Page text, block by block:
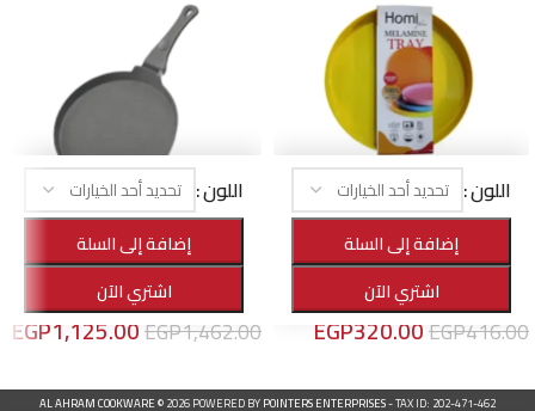
صينية تقديم ميلامين دائرية
الأهرام هوم,منتجات التقديم
EGP416.00
EGP320.00
اللون
إضافة إلى السلة
اشتري الآن
مقلاية كريب
الأهرام هوم,أواني الطهي
EGP1,462.00
EGP1,125.00
اللون
إضافة إلى السلة
اشتري الآن
AL AHRAM COOKWARE© 2026 POWERED BYPOINTERS ENTERPRISES- TAX ID: 202-471-462